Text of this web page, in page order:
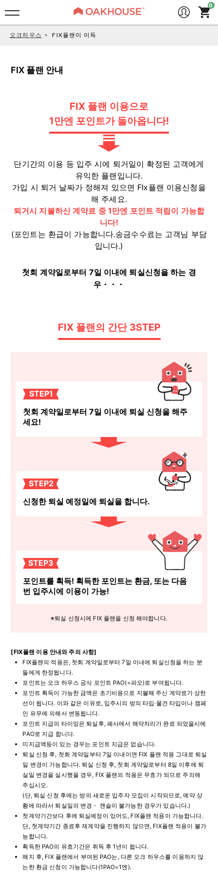
오크하우스 FIX플랜이 이득
FIX 플랜 안내
FIX 플랜 이용으로
1만엔 포인트가 돌아옵니다!
단기간의 이용 등 입주 시에 퇴거일이 확정된 고객에게
유익한 플랜입니다.
가입 시 퇴거 날짜가 정해져 있으면 FIx플랜 이용신청을
해 주세요.
퇴거시 지불하신 계약료 중 1만엔 포인트 적립이 가능합
니다!
(포인트는 환급이 가능합니다.송금수수료는 고객님 부담
입니다.)
첫회 계약일로부터 7일 이내에 퇴실신청을 하는 경
우・・・
FIX 플랜의 간단 3STEP
STEP1
첫회 계약일로부터 7일 이내에 퇴실 신청을 해주
세요!
STEP2
신청한 퇴실 예정일에 퇴실을 합니다.
STEP3
포인트를 획득! 획득한 포인트는 환금, 또는 다음
번 입주시에 이용이 가능!
※퇴실 신청시에 FIX 플랜을 신청 해야합니다.
[FIX플랜 이용 안내와 주의 사항]
FIX플랜의 적용은, 첫회 계약일로부터 7일 이내에 퇴실신청을 하는 분
들에게 한정됩니다.
포인트는 오크 하우스 공식 포인트 PAO(=파오)로 부여됩니다.
포인트 획득이 가능한 금액은 초기비용으로 지불해 주신 계약료가 상한
선이 됩니다. 이와 같은 이유로, 입주시의 방의 타입·물건 타입이나 캠페
인 유무에 의해서 변동됩니다.
포인트 지급의 타이밍은 퇴실후, 폐사에서 해약처리가 완료 되었을시에
PAO로 지급 합니다.
미지급액등이 있는 경우는 포인트 지급은 없습니다.
퇴실 신청 후, 첫회 계약일부터 7일 이내이면 FIX 플랜 적용 그대로 퇴실
일 변경이 가능합니다. 퇴실 신청 후, 첫회 계약일로부터 8일 이후에 퇴
실일 변경을 실시했을 경우, FIX 플랜의 적용은 무효가 되므로 주의해
주십시오.
(단, 퇴실 신청 후에는 방의 새로운 입주자 모집이 시작되므로, 예약 상
황에 따라서 퇴실일의 변경・ 캔슬이 불가능한 경우가 있습니다.)
첫계약기간보다 후에 퇴실예정이 있어도, FIX플랜 적용이 가능합니다.
단, 첫계약기간 종료후 재계약을 진행하지 않으면, FIX플랜 적용이 불가
능합니다.
획득한 PAO의 유효기간은 취득 후 1년이 됩니다.
해지 후, FIX 플랜에서 부여된 PAO는, 다른 오크 하우스를 이용하지 않
는한 환금 신청이 가능합니다(1PAO=1엔).